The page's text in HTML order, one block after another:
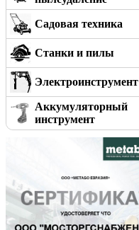
Садовая техника
Станки и пилы
Электроинструмент
Аккумуляторный
инструмент